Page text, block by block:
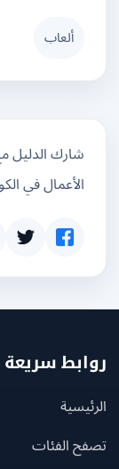
شارك الدليل مع
الأعمال في الكويت
سريعة
الفئات